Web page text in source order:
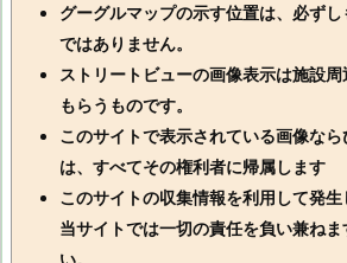
グーグルマップの示す位置は、必ず
ではありません。
ストリートビューの画像表示は施設
もらうものです。
このサイトで表示されている画像な
は、すべてその権利者に帰属します
このサイトの収集情報を利用して発生
当サイトでは一切の責任を負い兼ね
い。